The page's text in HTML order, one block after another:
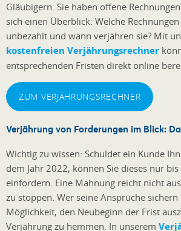
Gläubigern. Sie haben offene
sich einen Überblick: Welche
unbezahlt und wann verjähren sie? Mit
kostenfreien Verjährungsrechner
entsprechenden Fristen direkt online
ZUM VERJÄHRUNGSRECHNER
Verjährung von Forderungen im Blick:
Wichtig zu wissen: Schuldet ein Kunde
dem Jahr 2022, können Sie dieses nur
einfordern. Eine Mahnung reicht nicht
zu stoppen. Wer seine Ansprüche
Möglichkeit, den Neubeginn der Frist
Verjährung zu hemmen. In unserem